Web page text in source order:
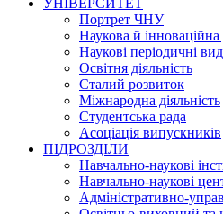
Портрет ЧНУ
Наукова й інноваційна
Наукові періодичні
Освітня діяльність
Сталий розвиток
Міжнародна діяльність
Студентська рада
Асоціація випускників
ПІДРОЗДІЛИ
Навчально-наукові
Навчально-наукові
Адміністративно-